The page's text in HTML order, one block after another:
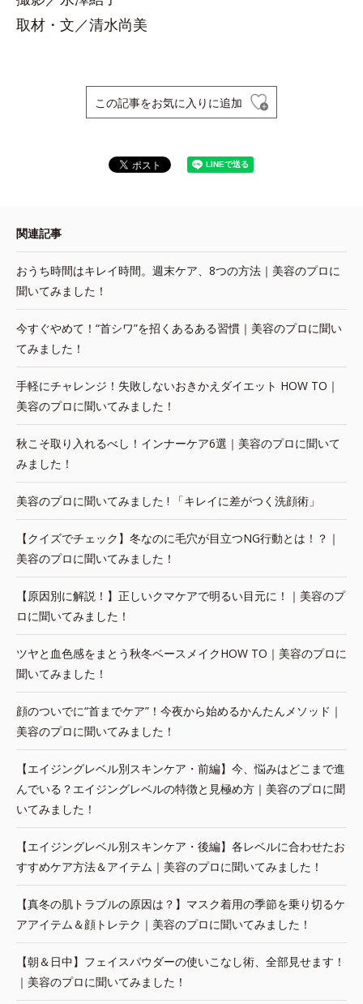
取材・文／清水尚美
この記事をお気に入りに追加
関連記事
おうち時間はキレイ時間。週末ケア、8つの方法｜美容のプロに
聞いてみました！
今すぐやめて！“首シワ”を招くあるある習慣｜美容のプロに聞い
てみました！
手軽にチャレンジ！失敗しないおきかえダイエット HOW TO｜
美容のプロに聞いてみました！
秋こそ取り入れるべし！インナーケア6選｜美容のプロに聞いて
みました！
美容のプロに聞いてみました ! 「キレイに差がつく洗顔術」
【クイズでチェック】冬なのに毛穴が目立つNG行動とは！？｜
美容のプロに聞いてみました！
【原因別に解説！】正しいクマケアで明るい目元に！｜美容のプ
ロに聞いてみました！
ツヤと血色感をまとう秋冬ベースメイクHOW TO｜美容のプロに
聞いてみました！
顔のついでに“首までケア”！今夜から始めるかんたんメソッド｜
美容のプロに聞いてみました！
【エイジングレベル別スキンケア・前編】今、悩みはどこまで進
んでいる？エイジングレベルの特徴と見極め方｜美容のプロに聞
いてみました！
【エイジングレベル別スキンケア・後編】各レベルに合わせたお
すすめケア方法＆アイテム｜美容のプロに聞いてみました！
【真冬の肌トラブルの原因は？】マスク着用の季節を乗り切るケ
アアイテム＆顔トレテク｜美容のプロに聞いてみました！
【朝＆日中】フェイスパウダーの使いこなし術、全部見せます！
｜美容のプロに聞いてみました！